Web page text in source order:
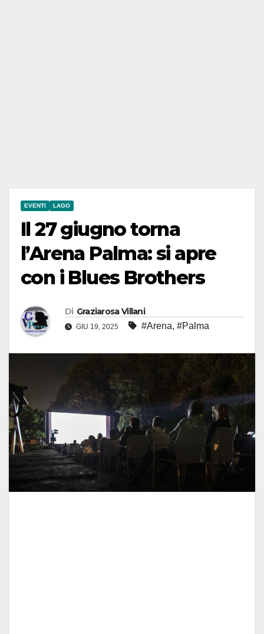
EVENTI LAGO
Il 27 giugno torna
l’Arena Palma: si apre
con i Blues Brothers
Di Graziarosa Villani
GIU 19, 2025 #Arena, #Palma